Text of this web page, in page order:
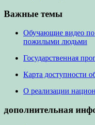
Важные темы
Обучающие видео по
пожилыми людьми
Государственная
Карта доступности
О реализации
дополнительная